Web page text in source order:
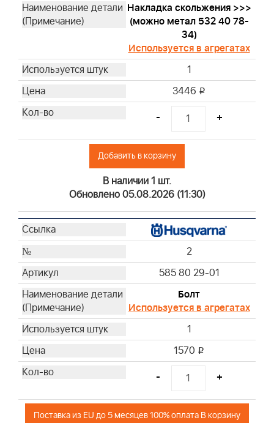
Накладка скольжения >>>
(можно метал 532 40 78-
34)
Используется в агрегатах
1
3446 i
- +
Добавить в корзину
В наличии 1 шт.
Обновлено 05.08.2026 (11:30)
2
585 80 29-01
Болт
Используется в агрегатах
1
1570 i
- +
Поставка из EU до 5 месяцев 100% оплата В корзину